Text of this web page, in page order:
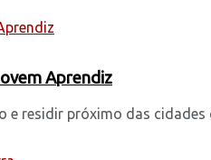
Aprendiz
e residir próximo das cidades